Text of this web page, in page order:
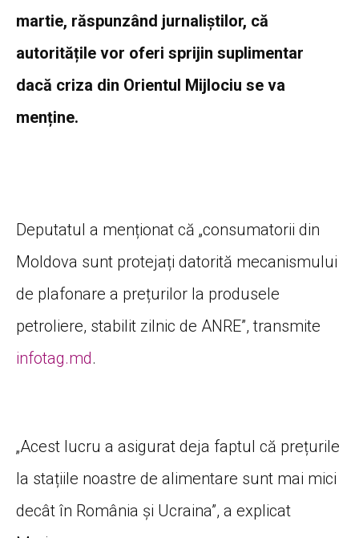
martie, răspunzând jurnaliștilor, că
autoritățile vor oferi sprijin suplimentar
dacă criza din Orientul Mijlociu se va
menține.
Deputatul a menționat că „consumatorii din
Moldova sunt protejați datorită mecanismului
de plafonare a prețurilor la produsele
petroliere, stabilit zilnic de ANRE”, transmite
infotag.md.
„Acest lucru a asigurat deja faptul că prețurile
la stațiile noastre de alimentare sunt mai mici
decât în România și Ucraina”, a explicat